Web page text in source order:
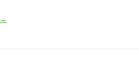
De nouvelles pratiques commerciales
→